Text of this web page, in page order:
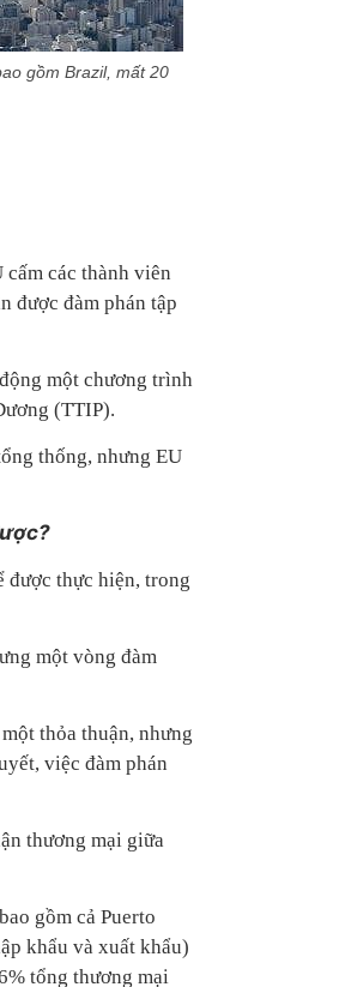
gồm Brazil, mất 20
các thành viên
được đàm phán tập
một chương trình
(TTIP).
thống, nhưng EU
được thực hiện, trong
một vòng đàm
thỏa thuận, nhưng
việc đàm phán
thương mại giữa
gồm cả Puerto
khẩu và xuất khẩu)
tổng thương mại